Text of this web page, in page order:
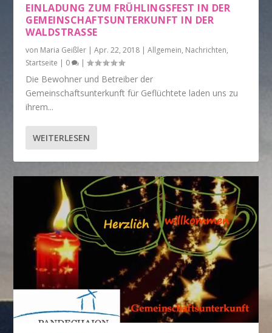
EINLADUNG ZUM FRÜHLINGSFEST IN DER
GEMEINSCHAFTSUNTERKUNFT IN DER
WALDSTRASSE
von Maria Geißler |Apr. 22, 2018 |Allgemein, Nachrichten,
Startseite | 0 |
Die Bewohner und Betreiber der
Gemeinschaftsunterkunft für Geflüchtete laden uns zu
ihrem...
WEITERLESEN